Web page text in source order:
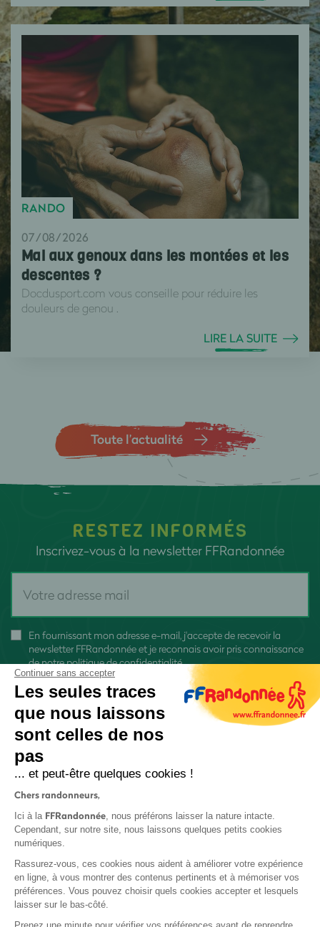
RANDO
07/08/2026
Mal aux genoux dans les montées et les
descentes ?
Docdusport.com vous conseille pour réduire les
douleurs de genou .
LIRE LA SUITE
Toute l’actualité
RESTEZ INFORMÉS
Inscrivez-vous à la newsletter FFRandonnée
En fournissant mon adresse e-mail, j'accepte de recevoir la
newsletter FFRandonnée et je reconnais avoir pris connaissance
denotre politique de confidentialité
Protection des données
Politique de confidentialité
Continuer sans accepter
Les seules traces
que nous laissons
sont celles de nos
pas
... et peut-être quelques cookies !
Chers randonneurs,
Ici à la FFRandonnée, nous préférons laisser la nature intacte.
Cependant, sur notre site, nous laissons quelques petits cookies
numériques.
Rassurez-vous, ces cookies nous aident à améliorer votre expérience
en ligne, à vous montrer des contenus pertinents et à mémoriser vos
préférences. Vous pouvez choisir quels cookies accepter et lesquels
laisser sur le bas-côté.